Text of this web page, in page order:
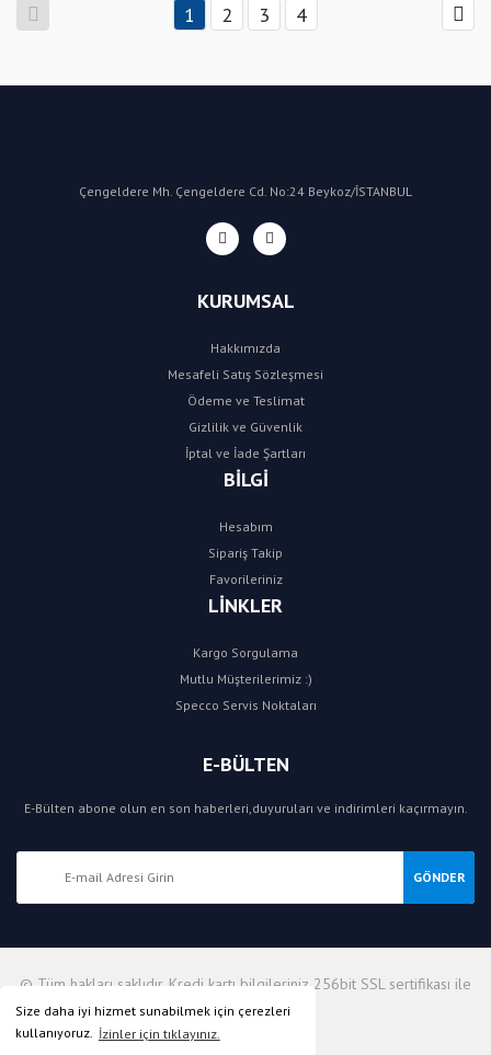
Size daha iyi hizmet sunabilmek için çerezleri
kullanıyoruz. İzinler için tıklayınız.
1 2 3 4
Çengeldere Mh. Çengeldere Cd. No:24 Beykoz/İSTANBUL
KURUMSAL
Hakkımızda
Mesafeli Satış Sözleşmesi
Ödeme ve Teslimat
Gizlilik ve Güvenlik
İptal ve İade Şartları
BİLGİ
Hesabım
Sipariş Takip
Favorileriniz
LİNKLER
Kargo Sorgulama
Mutlu Müşterilerimiz :)
Specco Servis Noktaları
E-BÜLTEN
E-Bülten abone olun en son haberleri,duyuruları ve indirimleri kaçırmayın.
GÖNDER
© Tüm hakları saklıdır. Kredi kartı bilgileriniz 256bit SSL sertifikası ile
korunmaktadır.